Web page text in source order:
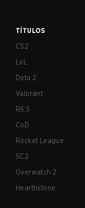
TÍTULOS
CS2
LoL
Dota 2
Valorant
R6:S
CoD
Rocket League
SC2
Overwatch 2
Hearthstone